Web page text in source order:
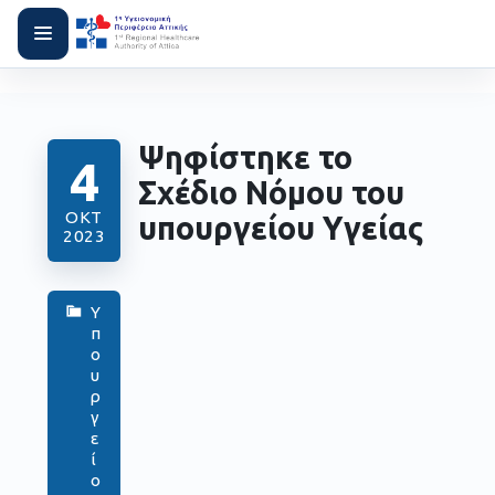
4
ΟΚΤ
2023
Υ
π
ο
υ
ρ
γ
ε
ί
ο
Ψηφίστηκε το
Σχέδιο Νόμου του
υπουργείου Υγείας